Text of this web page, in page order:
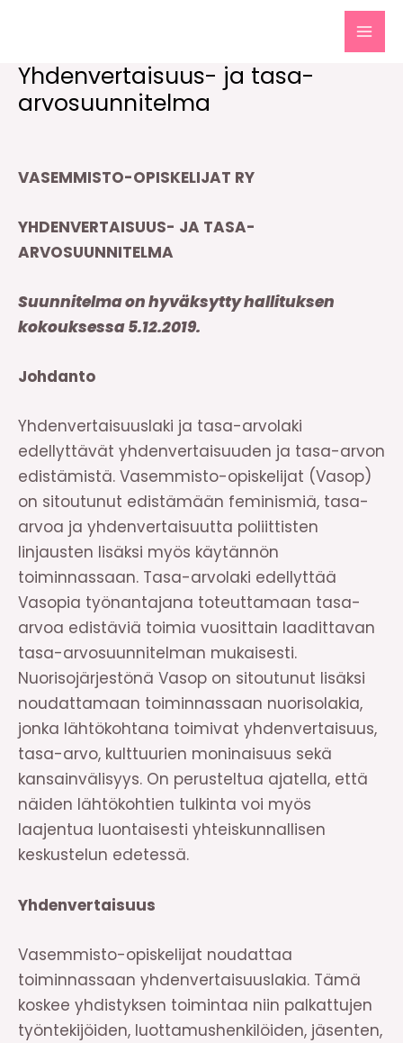
Yhdenvertaisuus- ja tasa-
arvosuunnitelma
VASEMMISTO-OPISKELIJAT RY
YHDENVERTAISUUS- JA TASA-
ARVOSUUNNITELMA
Suunnitelma on hyväksytty hallituksen
kokouksessa 5.12.2019.
Johdanto
Yhdenvertaisuuslaki ja tasa-arvolaki
edellyttävät yhdenvertaisuuden ja tasa-arvon
edistämistä. Vasemmisto-opiskelijat (Vasop)
on sitoutunut edistämään feminismiä, tasa-
arvoa ja yhdenvertaisuutta poliittisten
linjausten lisäksi myös käytännön
toiminnassaan. Tasa-arvolaki edellyttää
Vasopia työnantajana toteuttamaan tasa-
arvoa edistäviä toimia vuosittain laadittavan
tasa-arvosuunnitelman mukaisesti.
Nuorisojärjestönä Vasop on sitoutunut lisäksi
noudattamaan toiminnassaan nuorisolakia,
jonka lähtökohtana toimivat yhdenvertaisuus,
tasa-arvo, kulttuurien moninaisuus sekä
kansainvälisyys. On perusteltua ajatella, että
näiden lähtökohtien tulkinta voi myös
laajentua luontaisesti yhteiskunnallisen
keskustelun edetessä.
Yhdenvertaisuus
Vasemmisto-opiskelijat noudattaa
toiminnassaan yhdenvertaisuuslakia. Tämä
koskee yhdistyksen toimintaa niin palkattujen
työntekijöiden, luottamushenkilöiden, jäsenten,